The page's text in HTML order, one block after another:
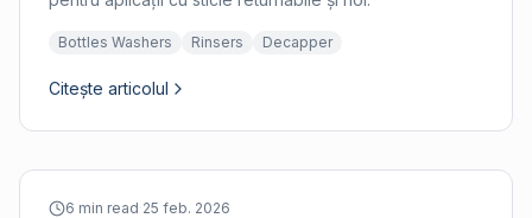
Bottles Washers Rinsers Decapper
Citește articolul
6 min read·25 feb. 2026